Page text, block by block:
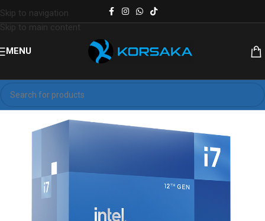
Skip to navigation
Skip to main content
MENU